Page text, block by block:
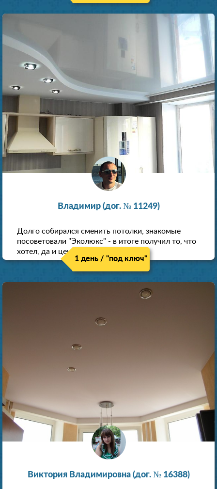
Владимир (дог. № 11249)
Долго собирался сменить потолки, знакомые
посоветовали "Эколюкс" - в итоге получил то, что
хотел, да и цена нормальная.
1 день / "под ключ"
Виктория Владимировна (дог. № 16388)